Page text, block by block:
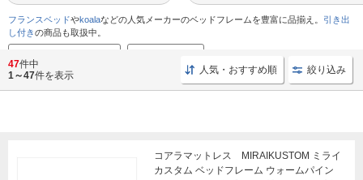
フランスベッドやkoalaなどの人気メーカーのベッドフレームを豊富に品揃え。 引き出
し付きの商品も取扱中。
マットレスおすすめ特集
47件中
1～47件を表示 人気・おすすめ順 絞り込み
コアラマットレス MIRAIKUSTOM ミライ
カスタム ベッドフレーム ウォームパイン